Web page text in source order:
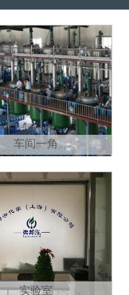
车间一角
实验室